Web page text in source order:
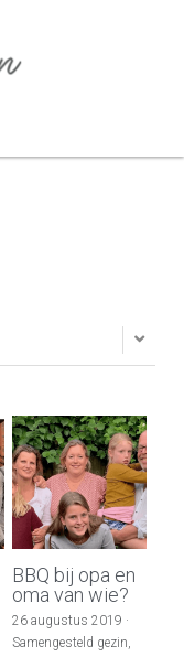
BBQ bij opa en
oma van wie?
26 augustus 2019 ·
Samengesteld gezin,